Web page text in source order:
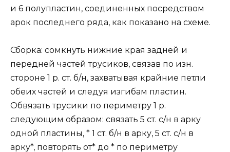
и 6 полупластин, соединенных посредством
арок последнего ряда, как показано на схеме.
Сборка: сомкнуть нижние края задней и
передней частей трусиков, связав по изн.
стороне 1 р. ст. б/н, захватывая крайние петли
обеих частей и следуя изгибам пластин.
Обвязать трусики по периметру 1 р.
следующим образом: связать 5 ст. с/н в арку
одной пластины, * 1 ст. б/н в арку, 5 ст. с/н в
арку*, повторять от* до * по периметру